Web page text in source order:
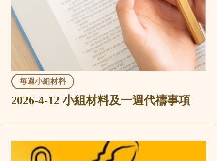
每週小組材料
2026-4-12 小組材料及一週代禱事項